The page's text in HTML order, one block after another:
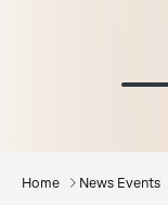
Home News Events